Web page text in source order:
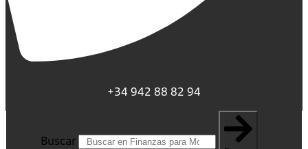
+34 942 88 82 94
Buscar